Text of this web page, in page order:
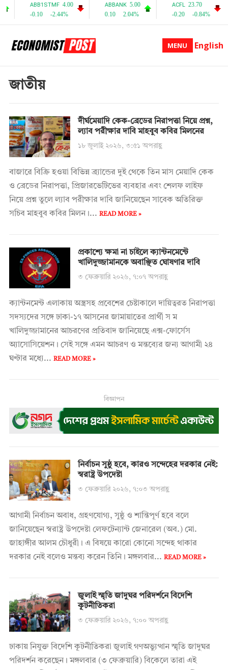
MENU English
জাতীয়
দীর্ঘমেয়াদি কেক-ব্রেডের নিরাপত্তা নিয়ে প্রশ্ন,
ল্যাব পরীক্ষার দাবি মাহবুব কবির মিলনের
১৮ জুলাই ২০২৬, ৩:৫১ অপরাহ্ণ
বাজারে বিক্রি হওয়া বিভিন্ন ব্র্যান্ডের দুই থেকে তিন মাস মেয়াদি কেক
ও ব্রেডের নিরাপত্তা, প্রিজারভেটিভের ব্যবহার এবং শেলফ লাইফ
নিয়ে প্রশ্ন তুলে ল্যাব পরীক্ষার দাবি জানিয়েছেন সাবেক অতিরিক্ত
সচিব মাহবুব কবির মিলন।... READ MORE »
প্রকাশ্যে ক্ষমা না চাইলে ক্যান্টনমেন্টে
খালিদুজ্জামানকে অবাঞ্ছিত ঘোষণার দাবি
৩ ফেব্রুয়ারি ২০২৬, ৭:০৭ অপরাহ্ণ
ক্যান্টনমেন্ট এলাকায় অস্ত্রসহ প্রবেশের চেষ্টাকালে দায়িত্বরত নিরাপত্তা
সদস্যদের সঙ্গে ঢাকা-১৭ আসনের জামায়াতের প্রার্থী স ম
খালিদুজ্জামানের আচরণের প্রতিবাদ জানিয়েছে এক্স-ফোর্সেস
অ্যাসোসিয়েশন। সেই সঙ্গে এমন আচরণ ও মন্তব্যের জন্য আগামী ২৪
ঘণ্টার মধ্যে... READ MORE »
বিজ্ঞাপন
নির্বাচন সুষ্ঠু হবে, কারও সন্দেহের দরকার নেই:
স্বরাষ্ট্র উপদেষ্টা
৩ ফেব্রুয়ারি ২০২৬, ৭:০৩ অপরাহ্ণ
আগামী নির্বাচন অবাধ, গ্রহণযোগ্য, সুষ্ঠু ও শান্তিপূর্ণ হবে বলে
জানিয়েছেন স্বরাষ্ট্র উপদেষ্টা লেফটেন্যান্ট জেনারেল (অব.) মো.
জাহাঙ্গীর আলম চৌধুরী। এ বিষয়ে কারো কোনো সন্দেহ থাকার
দরকার নেই বলেও মন্তব্য করেন তিনি। মঙ্গলবার... READ MORE »
জুলাই স্মৃতি জাদুঘর পরিদর্শনে বিদেশি
কূটনীতিকরা
৩ ফেব্রুয়ারি ২০২৬, ৭:০০ অপরাহ্ণ
ঢাকায় নিযুক্ত বিদেশি কূটনীতিকরা জুলাই গণঅভ্যুত্থান স্মৃতি জাদুঘর
পরিদর্শন করেছেন। মঙ্গলবার (৩ ফেব্রুয়ারি) বিকেলে তারা এই